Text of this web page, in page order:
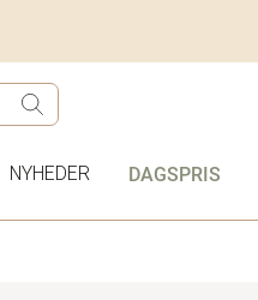
NYHEDER DAGSPRIS